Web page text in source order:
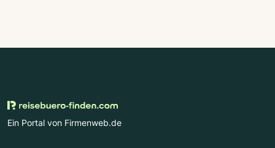
Ein Portal von Firmenweb.de